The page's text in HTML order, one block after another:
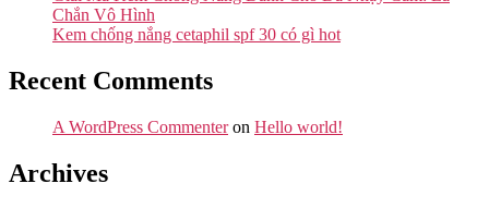
Chắn Vô Hình
Kem chống nắng cetaphil spf 30 có gì hot
Recent Comments
A WordPress Commenteron Hello world!
Archives